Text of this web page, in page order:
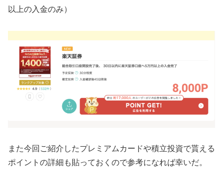
以上の入金のみ）
また今回ご紹介したプレミアムカードや積立投資で貰える
ポイントの詳細も貼っておくので参考になれば幸いだ。